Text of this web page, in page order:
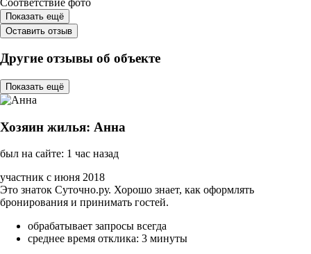
Показать ещё
Оставить отзыв
Другие отзывы об объекте
Показать ещё
Хозяин жилья: Анна
был на сайте: 1 час назад
участник с июня 2018
Это знаток Суточно.ру. Хорошо знает, как оформлять
бронирования и принимать гостей.
обрабатывает запросы всегда
среднее время отклика: 3 минуты